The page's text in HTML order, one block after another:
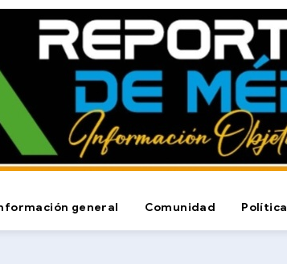
general Comunidad Política